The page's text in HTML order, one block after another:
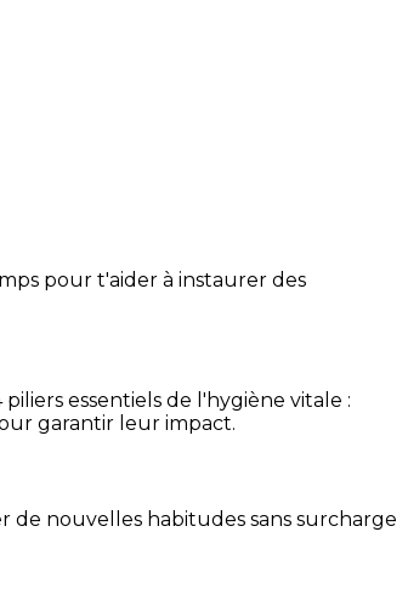
pour t'aider à instaurer des
essentiels de l'hygiène vitale :
garantir leur impact.
de nouvelles habitudes sans surcharge